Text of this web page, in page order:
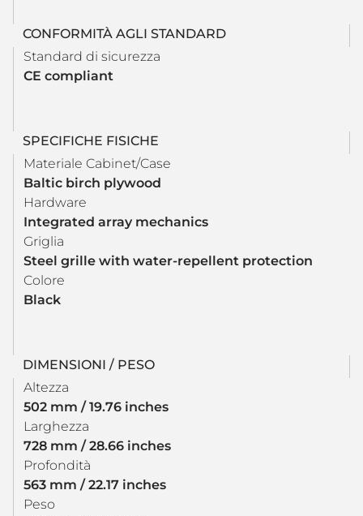
CONFORMITÀ AGLI STANDARD
Standard di sicurezza
CE compliant
SPECIFICHE FISICHE
Materiale Cabinet/Case
Baltic birch plywood
Hardware
Integrated array mechanics
Griglia
Steel grille with water-repellent protection
Colore
Black
DIMENSIONI / PESO
Altezza
502 mm / 19.76 inches
Larghezza
728 mm / 28.66 inches
Profondità
563 mm / 22.17 inches
Peso